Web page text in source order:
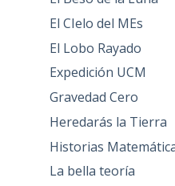
El CIelo del MEs
El Lobo Rayado
Expedición UCM
Gravedad Cero
Heredarás la Tierra
Historias
La bella teoría